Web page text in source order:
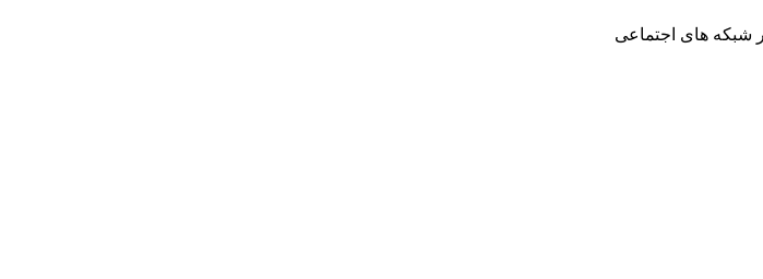
شبکه های اجتماعی